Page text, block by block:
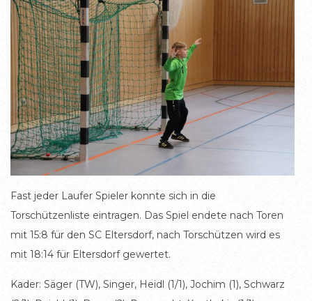
Fast jeder Laufer Spieler konnte sich in die
Torschützenliste eintragen. Das Spiel endete nach Toren
mit 15:8 für den SC Eltersdorf, nach Torschützen wird es
mit 18:14 für Eltersdorf gewertet.
Kader: Säger (TW), Singer, Heidl (1/1), Jochim (1), Schwarz